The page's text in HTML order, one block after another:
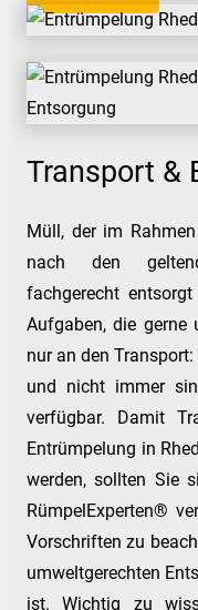
Transport &
Müll, der im
nach den
fachgerecht
Aufgaben, die gerne
nur an den
und nicht immer
verfügbar. Damit
Entrümpelung in
werden, sollten Sie
RümpelExperten®
Vorschriften zu
umweltgerechten
ist. Wichtig zu